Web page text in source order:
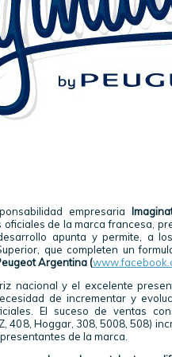
empresaria
de la marca francesa,
apunta y permite, a
que completen un
Argentina (
nacional y el excelente
de incrementar y
El suceso de ventas
408, Hoggar, 308, 5008, 508)
de la marca.